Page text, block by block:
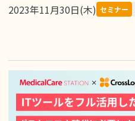
2023年11月30日(木) セミナー